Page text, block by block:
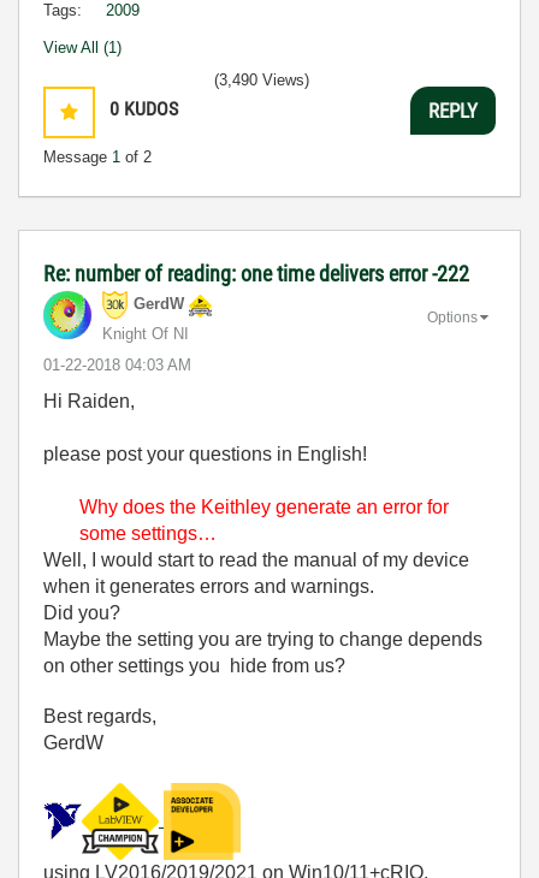
Tags: 2009
View All (1)
0 KUDOS
Message 1 of 2
(3,490 Views)
REPLY
Re: number of reading: one time delivers error -222
GerdW
Knight Of NI
‎01-22-2018 04:03 AM
Options
Hi Raiden,
please post your questions in English!
Why does the Keithley generate an error for
some settings…
Well, I would start to read the manual of my device
when it generates errors and warnings.
Did you?
Maybe the setting you are trying to change depends
on other settings you hide from us?
Best regards,
GerdW
using LV2016/2019/2021 on Win10/11+cRIO,